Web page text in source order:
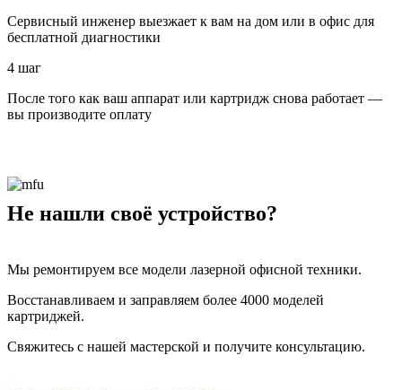
Сервисный инженер выезжает к вам на дом или в офис для
бесплатной диагностики
4 шаг
После того как ваш аппарат или картридж снова работает —
вы производите оплату
Не нашли своё устройство?
Мы ремонтируем все модели лазерной офисной техники.
Восстанавливаем и заправляем более 4000 моделей
картриджей.
Свяжитесь с нашей мастерской и получите консультацию.